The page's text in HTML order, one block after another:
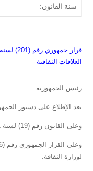
سنة القانون:
العلاقات الثقافية
رئيس الجمهورية:
بعد الإطلاع على دستور
وعلى القانون رقم (19) لسنة 1991م بشأن الخدمة المدنية.
لوزارة الثقافة.